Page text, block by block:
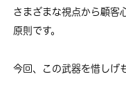
さまざまな視点から顧客
原則です。
今回、この武器を惜しげ